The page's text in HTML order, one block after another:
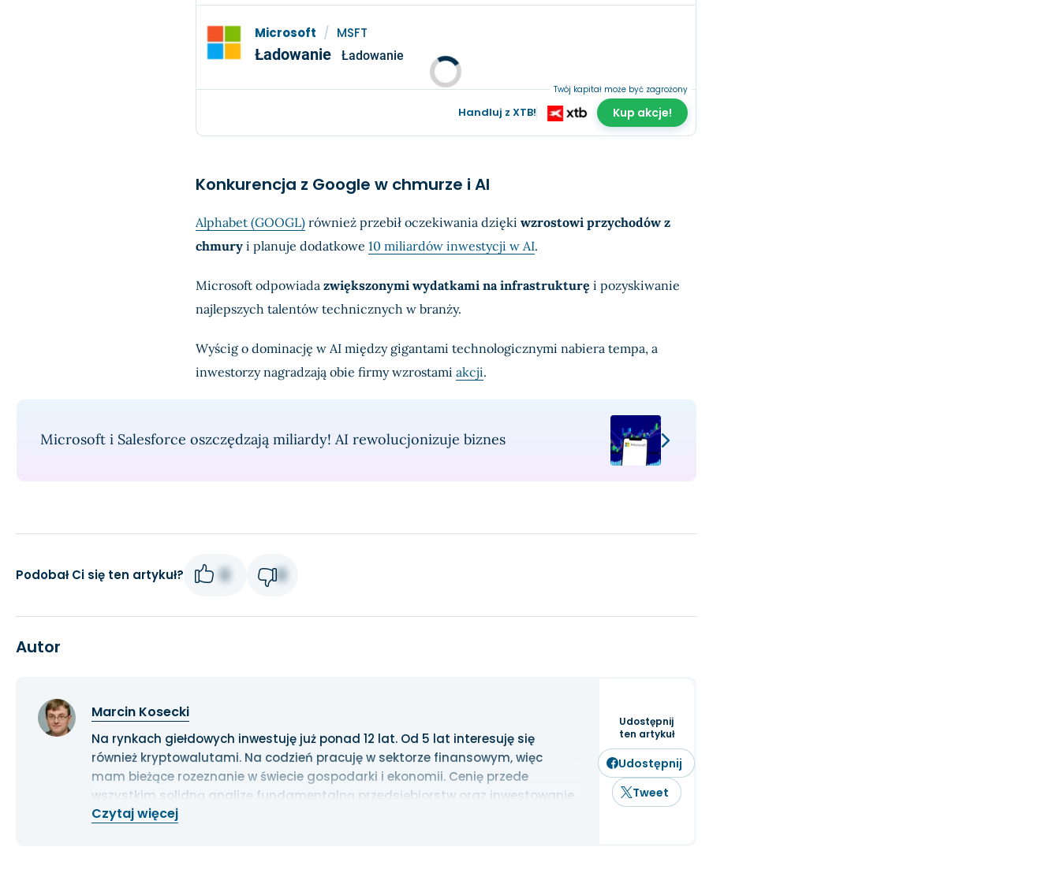
Microsoft / MSFT
Ładowanie Ładowanie
Handluj z XTB!
Twój kapitał może być zagrożony
Kup akcje!
Konkurencja z Google w chmurze i AI
Alphabet (GOOGL)również przebił oczekiwania dzięki wzrostowi przychodów z
chmuryi planuje dodatkowe 10 miliardów inwestycji w AI.
Microsoft odpowiada zwiększonymi wydatkami na infrastrukturę i pozyskiwanie
najlepszych talentów technicznych w branży.
Wyścig o dominację w AI między gigantami technologicznymi nabiera tempa, a
inwestorzy nagradzają obie firmy wzrostami akcji.
Microsoft i Salesforce oszczędzają miliardy! AI rewolucjonizuje biznes
Podobał Ci się ten artykuł? 0 0
Autor
Marcin Kosecki
Na rynkach giełdowych inwestuję już ponad 12 lat. Od 5 lat interesuję się
również kryptowalutami. Na codzień pracuję w sektorze finansowym, więc
mam bieżące rozeznanie w świecie gospodarki i ekonomii. Cenię przede
wszystkim solidną analizę fundamentalną przedsiębiorstw oraz inwestowanie
długoterminowe.
Czytaj więcej
Udostępnij
ten artykuł
Udostępnij
Tweet